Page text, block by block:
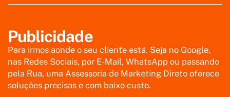
Publicidade
Para irmos aonde o seu cliente está. Seja no Google,
nas Redes Sociais, por E-Mail, WhatsApp ou passando
pela Rua, uma Assessoria de Marketing Direto oferece
soluções precisas e com baixo custo.